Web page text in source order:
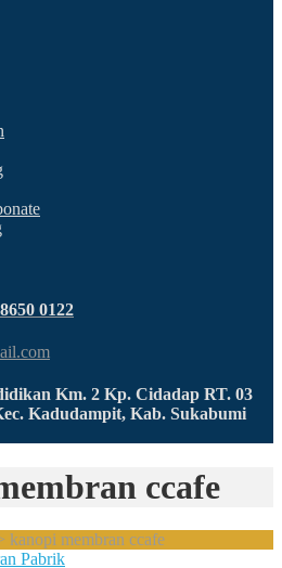
0122
Km. 2 Kp. Cidadap RT. 03
Kadudampit, Kab. Sukabumi
ccafe
kanopi membran ccafe